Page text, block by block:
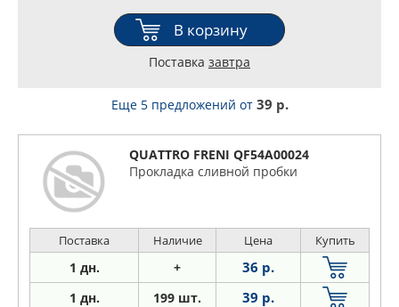
В корзину
Поставка завтра
Еще 5 предложений от 39 р.
QUATTRO FRENI QF54A00024
Прокладка сливной пробки
Поставка Наличие Цена Купить
1 дн. + 36 р.
1 дн. 199 шт. 39 р.